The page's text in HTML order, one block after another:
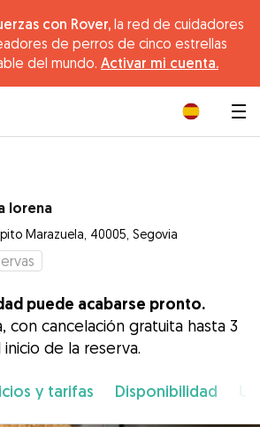
con Rover, la red de cuidadores
de perros de cinco estrellas
del mundo. Activar mi cuenta.
lorena
Marazuela, 40005, Segovia
puede acabarse pronto.
con cancelación gratuita hasta 3
de la reserva.
y tarifas Disponibilidad